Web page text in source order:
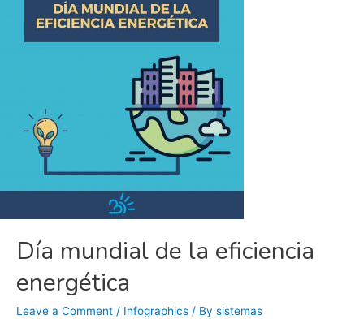
Día mundial de la eficiencia
energética
Leave a Comment / Infographics / By sistemas